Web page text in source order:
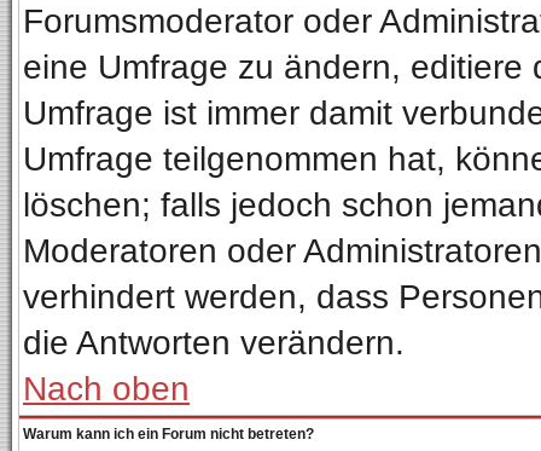
Forumsmoderator oder
eine Umfrage zu ändern,
Umfrage ist immer damit
Umfrage teilgenommen hat,
löschen; falls jedoch schon
Moderatoren oder
verhindert werden, dass
die Antworten verändern.
Nach oben
Warum kann ich ein Forum nicht betreten?